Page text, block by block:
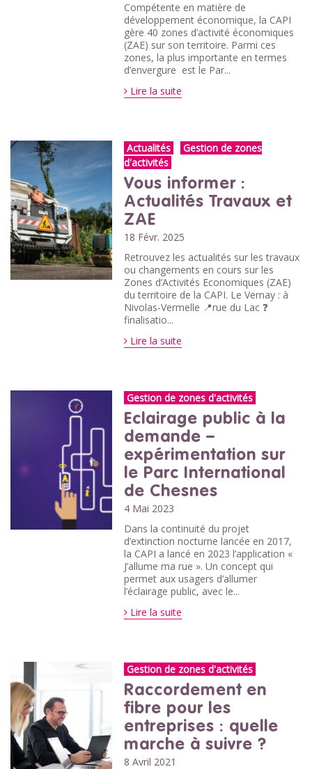
Compétente en matière de
développement économique, la CAPI
gère 40 zones d’activité économiques
(ZAE) sur son territoire. Parmi ces
zones, la plus importante en termes
d’envergure est le Par...
Lire la suite
Actualités
Gestion de zones
d'activités
Vous informer :
Actualités Travaux et
ZAE
18 Févr. 2025
Retrouvez les actualités sur les travaux
ou changements en cours sur les
Zones d’Activités Economiques (ZAE)
du territoire de la CAPI. Le Vernay : à
Nivolas-Vermelle 📍rue du Lac ❓
finalisatio...
Lire la suite
Gestion de zones d'activités
Eclairage public à la
demande –
expérimentation sur
le Parc International
de Chesnes
4 Mai 2023
Dans la continuité du projet
d’extinction nocturne lancée en 2017,
la CAPI a lancé en 2023 l’application «
J’allume ma rue ». Un concept qui
permet aux usagers d’allumer
l’éclairage public, avec le...
Lire la suite
Gestion de zones d'activités
Raccordement en
fibre pour les
entreprises : quelle
marche à suivre ?
8 Avril 2021